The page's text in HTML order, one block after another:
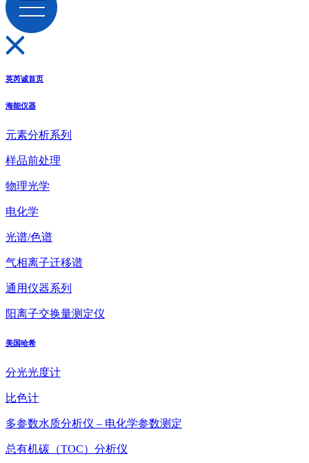
英芮诚首页
海能仪器
元素分析系列
样品前处理
物理光学
电化学
光谱/色谱
气相离子迁移谱
通用仪器系列
阳离子交换量测定仪
美国哈希
分光光度计
比色计
多参数水质分析仪 – 电化学参数测定
总有机碳（TOC）分析仪